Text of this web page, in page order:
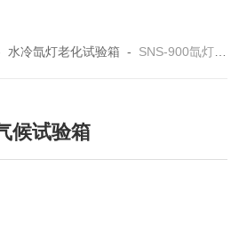
水冷氙灯老化试验箱 - SNS-900氙灯试验箱/氙弧灯耐气候试验箱
候试验箱